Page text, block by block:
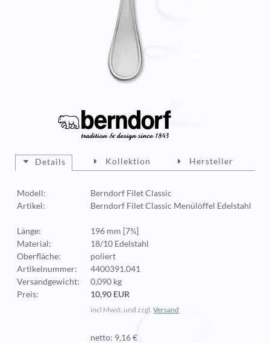
Details
Modell:
Berndorf Filet Classic
Artikel:
Berndorf Filet Classic Menülöffel Edelstahl
Länge:
196 mm [7¾]
Material:
18/10 Edelstahl
Oberfläche:
poliert
Artikelnummer:
4400391.041
Versandgewicht:
0,090 kg
Kollektion Hersteller
Preis: 10,90 EUR
incl Mwst. und zzgl.Versand
netto: 9,16 €